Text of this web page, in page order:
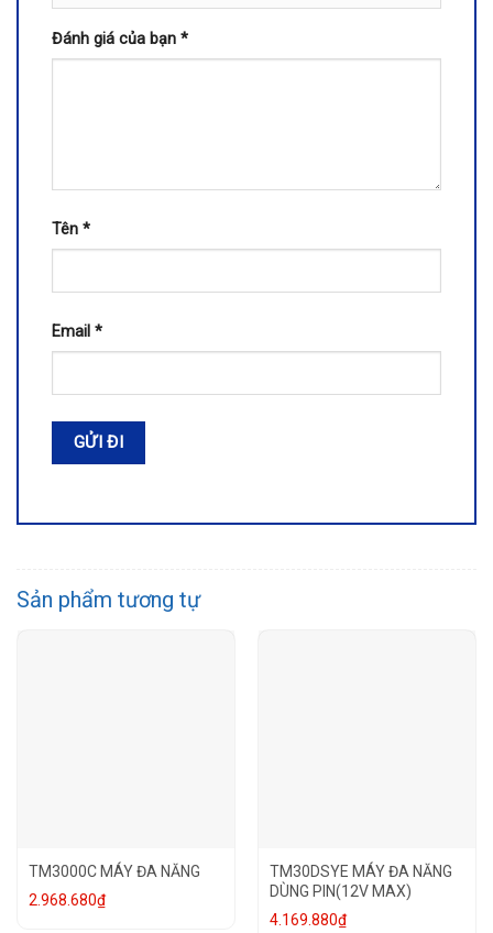
Đánh giá của bạn *
Tên *
Email *
Sản phẩm tương tự
TM3000C MÁY ĐA NĂNG
2.968.680₫
TM30DSYE MÁY ĐA NĂNG
DÙNG PIN(12V MAX)
4.169.880₫